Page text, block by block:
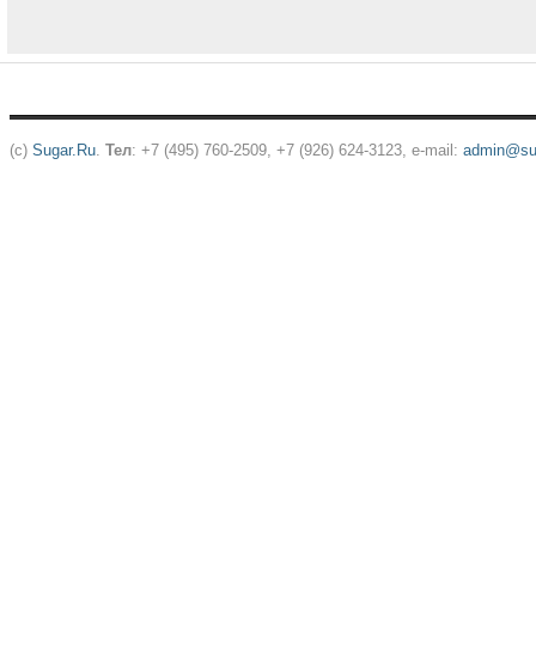
(c) Sugar.Ru. Тел: +7 (495) 760-2509, +7 (926) 624-3123, e-mail: